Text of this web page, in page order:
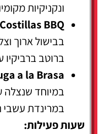
ונקניקיות
Costillas BBQ
בבישול ארוך
ברוטב
a la Brasa
במיוחד שנצלה
במרינדת עשבי
שעות פעילות: